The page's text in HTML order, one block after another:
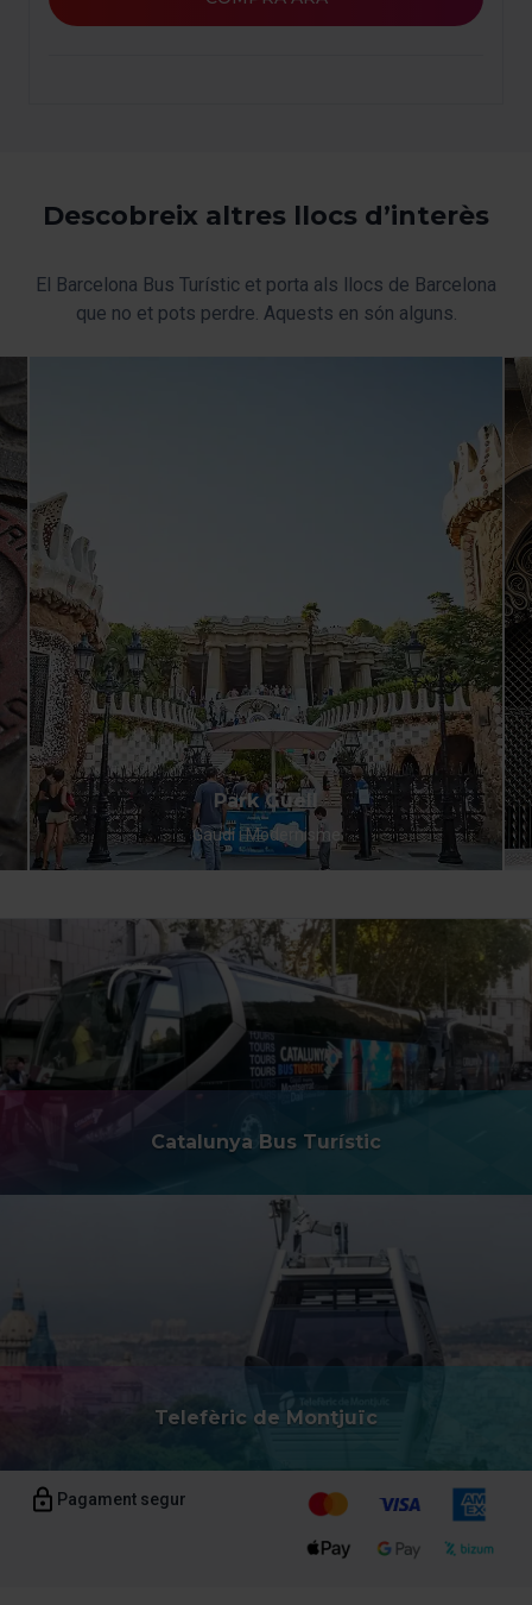
nostra
Descobreix altres llocs d’interès
El Barcelona Bus Turístic et porta als llocs de Barcelona
que no et pots perdre. Aquests en són alguns.
Park Güell
Gaudí i Modernisme
Catalunya Bus Turístic
Telefèric de Montjuïc
Pagament segur